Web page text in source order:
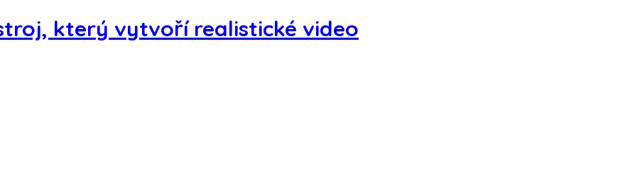
který vytvoří realistické video